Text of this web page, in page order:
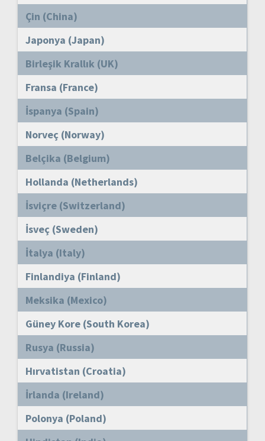
Çin (China)
Japonya (Japan)
Birleşik Krallık (UK)
Fransa (France)
İspanya (Spain)
Norveç (Norway)
Belçika (Belgium)
Hollanda (Netherlands)
İsviçre (Switzerland)
İsveç (Sweden)
İtalya (Italy)
Finlandiya (Finland)
Meksika (Mexico)
Güney Kore (South Korea)
Rusya (Russia)
Hırvatistan (Croatia)
İrlanda (Ireland)
Polonya (Poland)